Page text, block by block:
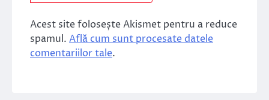
Acest site folosește Akismet pentru a reduce
spamul. Află cum sunt procesate datele
comentariilor tale.